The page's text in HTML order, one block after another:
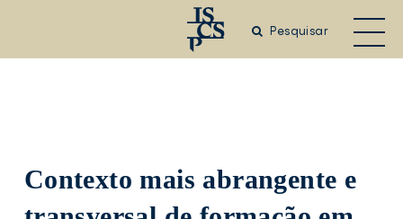
Pesquisar
Contexto mais abrangente e